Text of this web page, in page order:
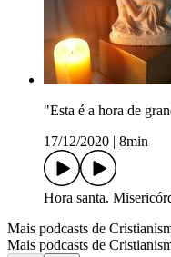
"Esta é a hora de
17/12/2020
8min
Hora santa.
Mais podcasts de
Mais podcasts de